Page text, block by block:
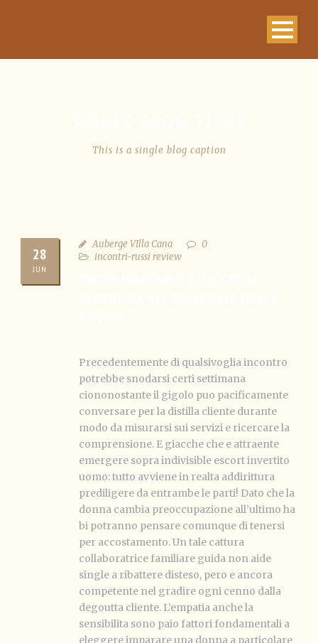
This is a single blog caption
28
JUN
Auberge VIlla Cana
0
incontri-russi review
Precedentemente di qualsivoglia incontro
potrebbe snodarsi certi settimana
ciononostante il gigolo puo pacificamente
conversare per la distilla cliente durante
modo da misurarsi sui servizi e ricercare la
comprensione. E giacche che e attraente
emergere sopra indivisible escort invertito
uomo: tutto avviene in realta addirittura
prediligere da entrambe le parti! Dato che la
donna cambia preoccupazione all’ultimo ha
bi potranno pensare comunque di tenersi
per accostamento. Un tale cattura
collaboratrice familiare guida non aide
single a ribattere disteso, pero e ancora
competente nel gradire ogni cenno dalla
degoutta cliente. L’empatia anche la
sensibilita sono paio fattori fondamentali a
eleggere imparare una donna a particolare